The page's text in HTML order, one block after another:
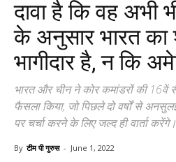
दावा है कि वह
के अनुसार भारत का
भागीदार है, न कि
भारत और चीन ने कोर कमांडरों की 16वें
फैसला किया, जो पिछले दो वर्षों से
पर चर्चा करने के लिए जल्द ही वार्ता करेंगे।
By टीम पी गुरुस - June 1, 2022